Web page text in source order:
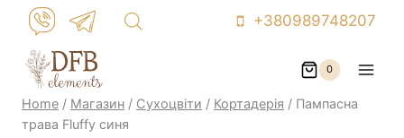
Skip
content
+380989748207
0
Home / Магазин / Сухоцвіти / Кортадерія / Пампасна
трава Fluffy синя